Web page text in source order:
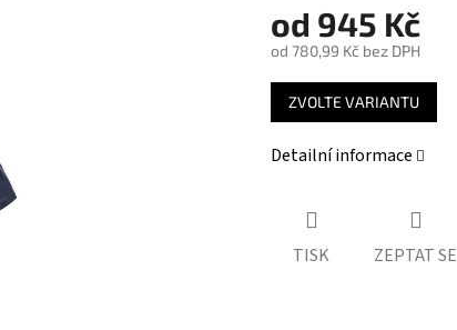
od 945 Kč
od 780,99 Kč bez DPH
Měrná
cena:
ZVOLTE VARIANTU
Detailní informace
TISK ZEPTAT SE